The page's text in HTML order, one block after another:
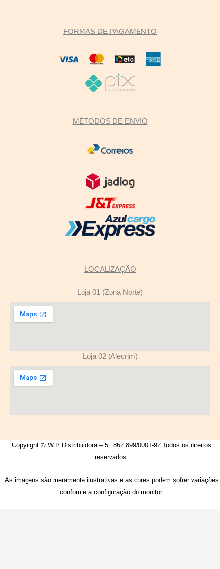
FORMAS DE PAGAMENTO
MÉTODOS DE ENVIO
LOCALIZAÇÃO
Loja 01 (Zona Norte)
Loja 02 (Alecrim)
Copyright © W P Distribuidora – 51.862.899/0001-92 Todos os direitos
reservados.
As imagens são meramente ilustrativas e as cores podem sofrer variações
conforme a configuração do monitor.